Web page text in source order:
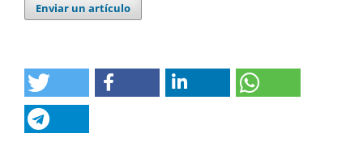
Enviar un artículo